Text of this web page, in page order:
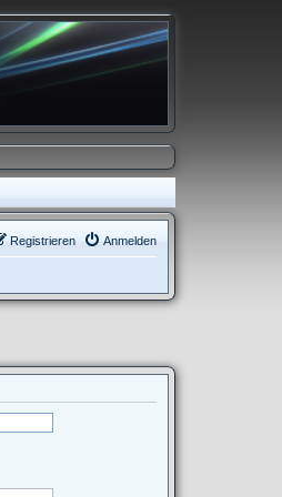
Anmelden
Registrieren